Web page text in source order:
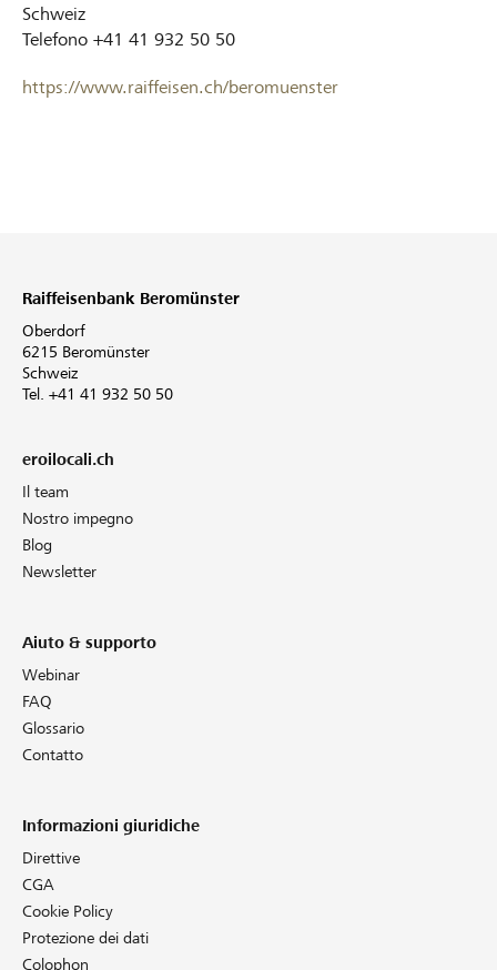
Schweiz
Telefono +41 41 932 50 50
https://www.raiffeisen.ch/beromuenster
Raiffeisenbank Beromünster
Oberdorf
6215 Beromünster
Schweiz
Tel. +41 41 932 50 50
eroilocali.ch
Il team
Nostro impegno
Blog
Newsletter
Aiuto & supporto
Webinar
FAQ
Glossario
Contatto
Informazioni giuridiche
Direttive
CGA
Cookie Policy
Protezione dei dati
Colophon